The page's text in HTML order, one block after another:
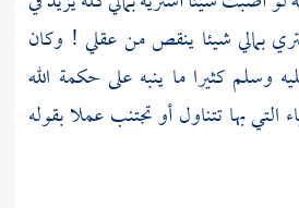
بمالي شيئا ينقص من عقلي ! وكان
وسلم كثيرا ما ينبه على حكمة الله
التي بها تتناول أو تجتنب عملا بقوله